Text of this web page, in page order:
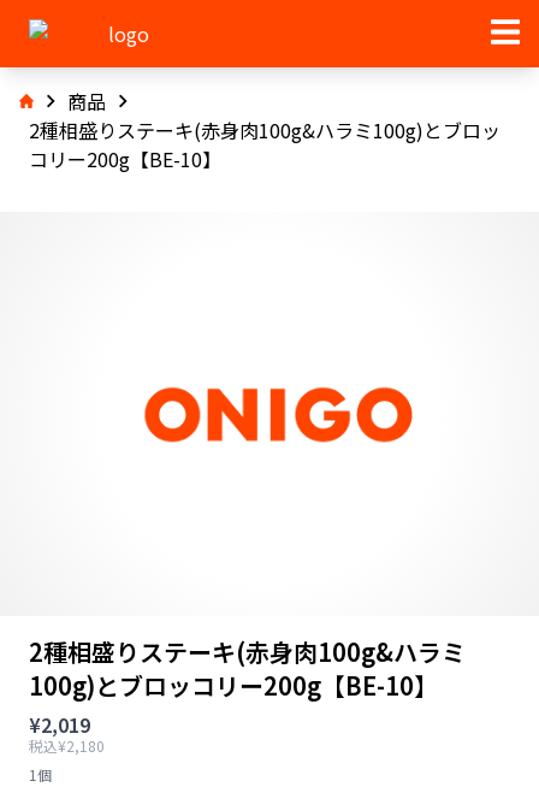
商品
2種相盛りステーキ(赤身肉100g&ハラミ100g)とブロッ
コリー200g【BE-10】
2種相盛りステーキ(赤身肉100g&ハラミ
100g)とブロッコリー200g【BE-10】
¥2,019
税込¥2,180
1個